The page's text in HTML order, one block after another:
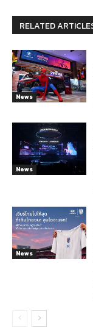
RELATED
News
News
News